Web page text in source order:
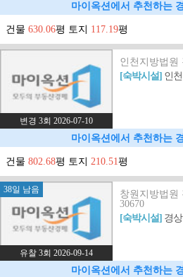
마이옥션에서 추천하는
건물 630.06평 토지 117.19평
변경 3회 2026-07-10
인천지방법원
[숙박시설] 인
마이옥션에서 추천하는
건물 802.68평 토지 210.51평
38일 남음
유찰 3회 2026-09-14
창원지방법원
30670
[숙박시설] 경
마이옥션에서 추천하는